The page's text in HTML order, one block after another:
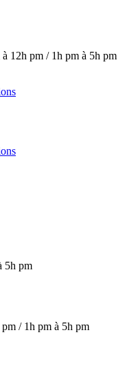
à 12h pm / 1h pm à 5h pm
5h pm
pm / 1h pm à 5h pm